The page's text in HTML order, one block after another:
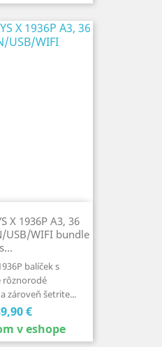
X 1936P A3, 36
USB/WIFI bundle
s...
balíček s
rôznorodé
zároveň šetrite...
€
v eshope